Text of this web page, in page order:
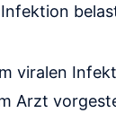
viralen
Arzt